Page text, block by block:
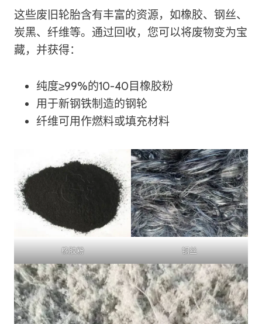
这些废旧轮胎含有丰富的资源，如橡胶、钢丝、
炭黑、纤维等。通过回收，您可以将废物变为宝
藏，并获得：
纯度≥99%的10-40目橡胶粉
用于新钢铁制造的钢轮
纤维可用作燃料或填充材料
橡胶粉 钢丝